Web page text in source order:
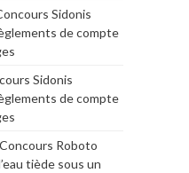
Sidonis
de compte
Sidonis
de compte
Concours Roboto
tiède sous un